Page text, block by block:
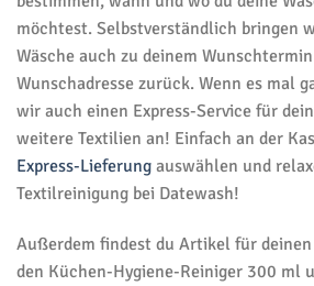
möchtest. Selbstverständlich bringen
Wäsche auch zu deinem
Wunschadresse zurück. Wenn es mal
wir auch einen Express-Service für
weitere Textilien an! Einfach an der
Express-Lieferung auswählen und
Textilreinigung bei Datewash!
Außerdem findest du Artikel für
den Küchen-Hygiene-Reiniger 300 ml